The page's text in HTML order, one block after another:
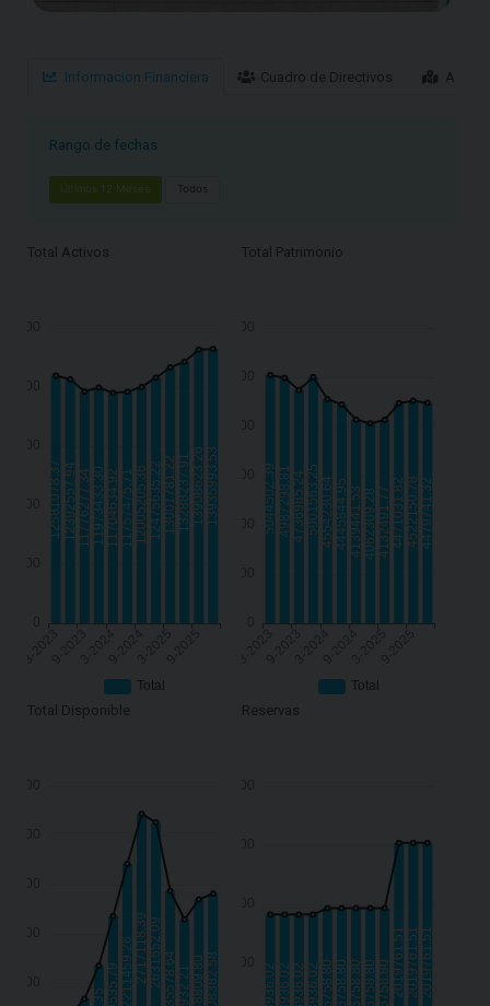
Informacion Financiera Cuadro de Directivos
Rango de fechas
Últimos 12 Meses Todos
Total Activos Total Patrimonio
Total Disponible Reservas